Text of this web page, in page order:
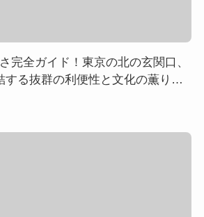
完全ガイド！東京の北の玄関口、
する抜群の利便性と文化の薫り高